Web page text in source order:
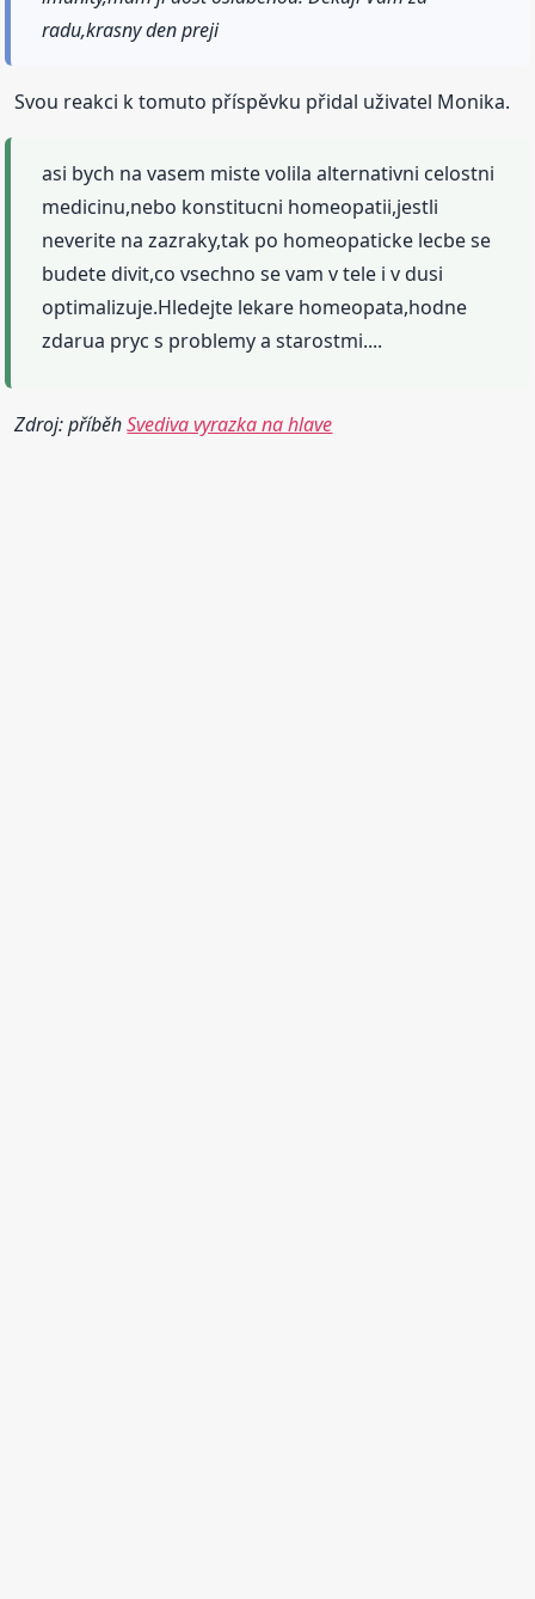
radu,krasny den preji
Svou reakci k tomuto příspěvku přidal uživatel Monika.
asi bych na vasem miste volila alternativni celostni
medicinu,nebo konstitucni homeopatii,jestli
neverite na zazraky,tak po homeopaticke lecbe se
budete divit,co vsechno se vam v tele i v dusi
optimalizuje.Hledejte lekare homeopata,hodne
zdarua pryc s problemy a starostmi....
Zdroj: příběhSvediva vyrazka na hlave